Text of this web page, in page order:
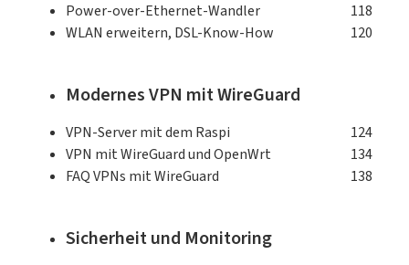
118
Power-over-Ethernet-Wandler
120
WLAN erweitern, DSL-Know-How
Modernes VPN mit WireGuard
124
VPN-Server mit dem Raspi
134
VPN mit WireGuard und OpenWrt
138
FAQ VPNs mit WireGuard
Sicherheit und Monitoring